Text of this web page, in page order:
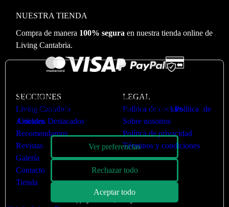
NUESTRA TIENDA
Compra de manera 100% segura en nuestra tienda online de
Living Cantabria.
SECCIONES
Living Cantabria
Artículos Destacados
Recomendamos
Revistas
Galería
Contacto
Tienda
LEGAL
Política de cookies
Sobre nosotros
Política de privacidad
Términos y condiciones
Utilizamos cookies para optimizar nuestro sitio web y
nuestro servicio. Puede ver más en nuestraPolítica de
Cookies
Ver preferencias
Rechazar todo
Aceptar todo